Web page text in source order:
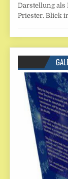
Darstellung
Priester. Blick